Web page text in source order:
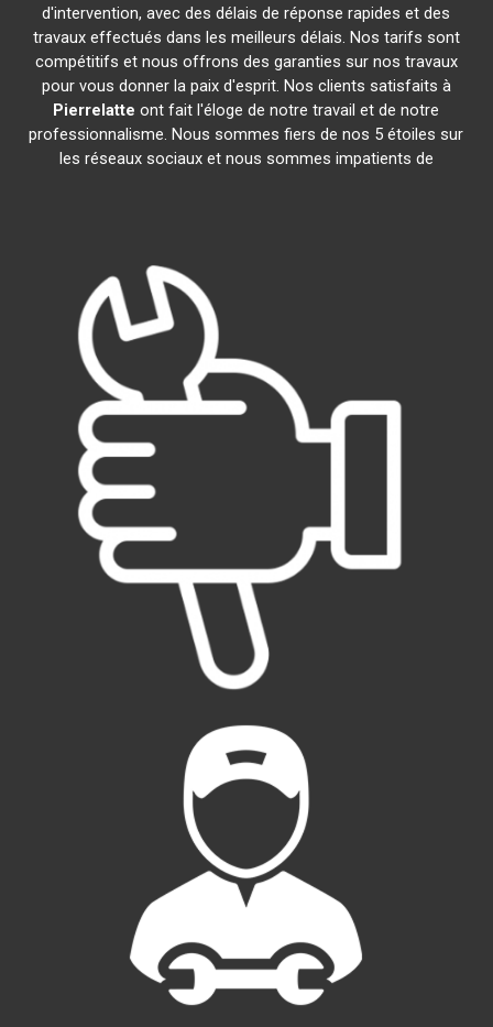
d'intervention, avec des délais de réponse rapides et des
travaux effectués dans les meilleurs délais. Nos tarifs sont
compétitifs et nous offrons des garanties sur nos travaux
pour vous donner la paix d'esprit. Nos clients satisfaits à
Pierrelatte ont fait l'éloge de notre travail et de notre
professionnalisme. Nous sommes fiers de nos 5 étoiles sur
les réseaux sociaux et nous sommes impatients de